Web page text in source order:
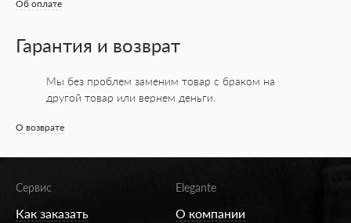
Об оплате
Гарантия и возврат
Мы без проблем заменим товар с браком на
другой товар или вернем деньги.
О возврате
Сервис
Как заказать
Elegante
О компании